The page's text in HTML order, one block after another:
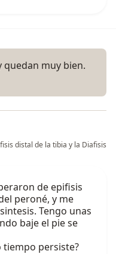
quedan muy bien.
distal de la tibia y la Diafisis
de epifisis
peroné, y me
Tengo unas
baje el pie se
tiempo persiste?